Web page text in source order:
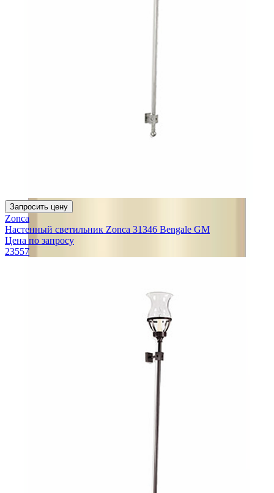
Запросить цену
Zonca
Настенный светильник Zonca 31346 Bengale GM
Цена по запросу
23557